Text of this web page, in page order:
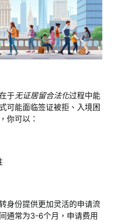
于无证居留合法化过程中能
可能面临签证被拒、入境困
你可以：
身份提供更加灵活的申请流
通常为3-6个月，申请费用